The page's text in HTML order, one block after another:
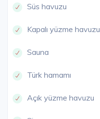
Süs havuzu
Kapalı yüzme havuzu
Sauna
Türk hamamı
Açık yüzme havuzu